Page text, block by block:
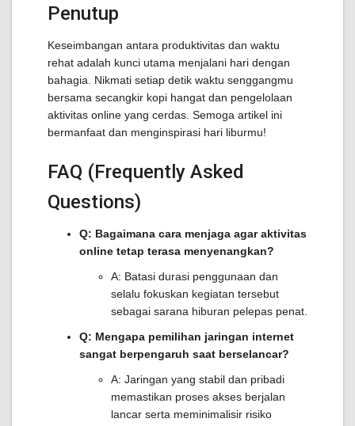
Penutup
Keseimbangan antara produktivitas dan waktu
rehat adalah kunci utama menjalani hari dengan
bahagia. Nikmati setiap detik waktu senggangmu
bersama secangkir kopi hangat dan pengelolaan
aktivitas online yang cerdas. Semoga artikel ini
bermanfaat dan menginspirasi hari liburmu!
FAQ (Frequently Asked
Questions)
Q: Bagaimana cara menjaga agar aktivitas
online tetap terasa menyenangkan?
A: Batasi durasi penggunaan dan
selalu fokuskan kegiatan tersebut
sebagai sarana hiburan pelepas penat.
Q: Mengapa pemilihan jaringan internet
sangat berpengaruh saat berselancar?
A: Jaringan yang stabil dan pribadi
memastikan proses akses berjalan
lancar serta meminimalisir risiko